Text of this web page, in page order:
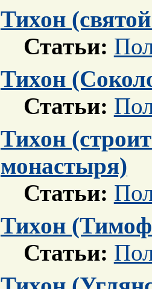
Тихон
Статьи:
Тихон
Статьи:
Тихон
монастыря)
Статьи:
Тихон
Статьи: